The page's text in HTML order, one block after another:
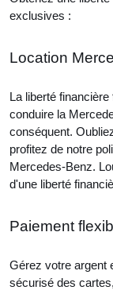
exclusives :
Location
La liberté
conduire la
conséquent.
profitez de notre
Mercedes-Benz.
d'une liberté
Paiement
Gérez votre argent
sécurisé des